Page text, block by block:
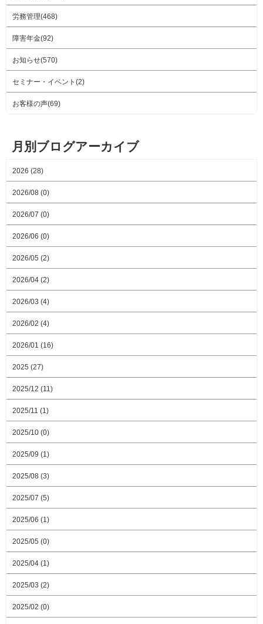
労務管理(468)
障害年金(92)
お知らせ(570)
セミナー・イベント(2)
お客様の声(69)
月別ブログアーカイブ
2026 (28)
2026/08 (0)
2026/07 (0)
2026/06 (0)
2026/05 (2)
2026/04 (2)
2026/03 (4)
2026/02 (4)
2026/01 (16)
2025 (27)
2025/12 (11)
2025/11 (1)
2025/10 (0)
2025/09 (1)
2025/08 (3)
2025/07 (5)
2025/06 (1)
2025/05 (0)
2025/04 (1)
2025/03 (2)
2025/02 (0)